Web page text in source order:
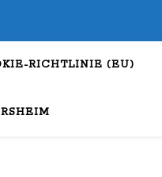
RICHTLINIE (EU)